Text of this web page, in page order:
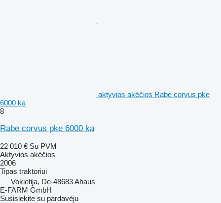
aktyvios akėčios Rabe corvus pke
6000 ka
8
Rabe corvus pke 6000 ka
22 010 € Su PVM
Aktyvios akėčios
2006
Tipas traktoriui
Vokietija, De-48683 Ahaus
E-FARM GmbH
Susisiekite su pardavėju